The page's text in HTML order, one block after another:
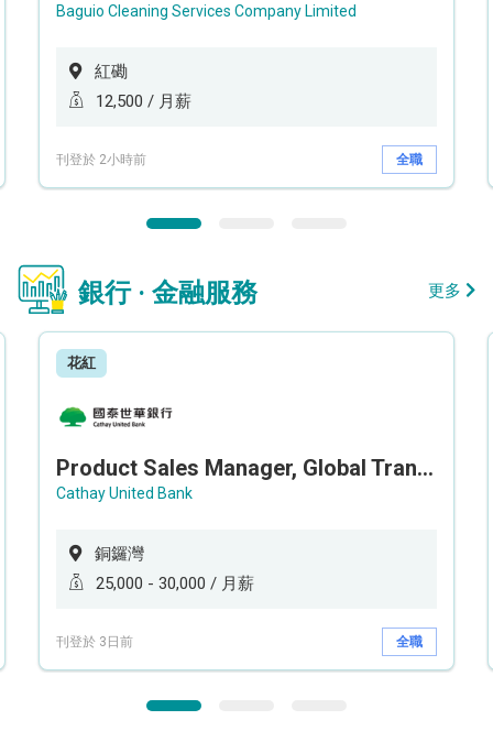
Baguio Cleaning Services Company Limited
紅磡
12,500 / 月薪
刊登於 2小時前 全職
銀行 · 金融服務 更多
花紅
Product Sales Manager, Global Transaction Service (GTS)
Cathay United Bank
銅鑼灣
25,000 - 30,000 / 月薪
刊登於 3日前 全職